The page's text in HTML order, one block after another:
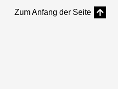
Zum Anfang der Seite